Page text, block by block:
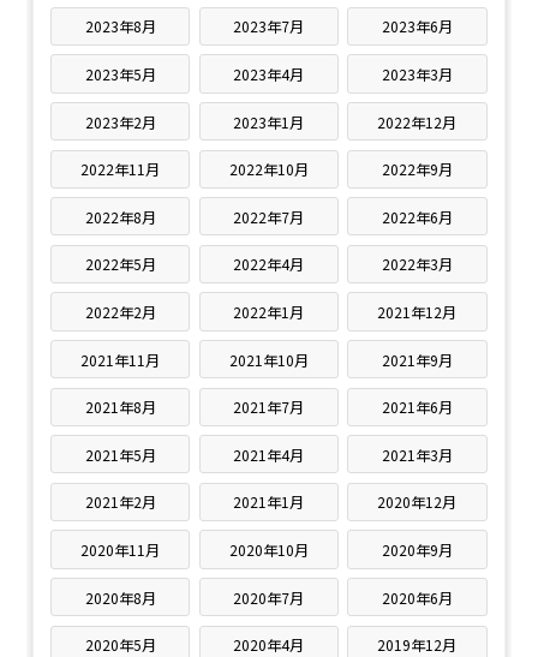
2023年8月 2023年7月 2023年6月
2023年5月 2023年4月 2023年3月
2023年2月 2023年1月 2022年12月
2022年11月 2022年10月 2022年9月
2022年8月 2022年7月 2022年6月
2022年5月 2022年4月 2022年3月
2022年2月 2022年1月 2021年12月
2021年11月 2021年10月 2021年9月
2021年8月 2021年7月 2021年6月
2021年5月 2021年4月 2021年3月
2021年2月 2021年1月 2020年12月
2020年11月 2020年10月 2020年9月
2020年8月 2020年7月 2020年6月
2020年5月 2020年4月 2019年12月